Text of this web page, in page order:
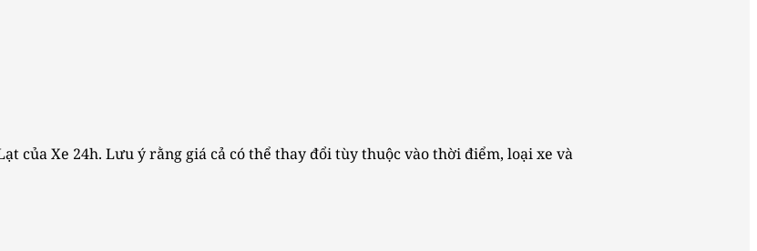
của Xe 24h. Lưu ý rằng giá cả có thể thay đổi tùy thuộc vào thời điểm, loại xe và